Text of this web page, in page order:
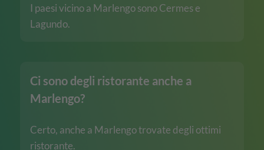
I paesi vicino a Marlengo sono Cermes e
Lagundo.
Ci sono degli ristorante anche a
Marlengo?
Certo, anche a Marlengo trovate degli ottimi
ristorante.